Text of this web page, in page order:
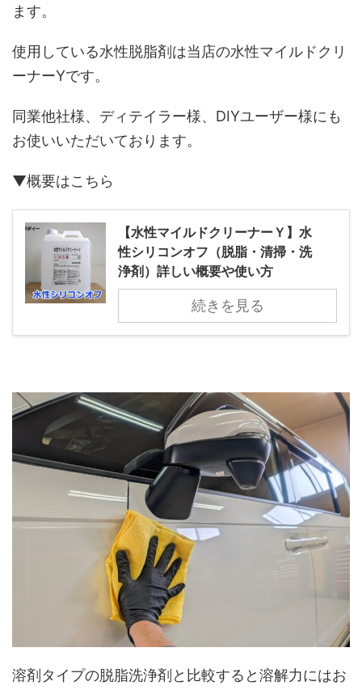
ます。
使用している水性脱脂剤は当店の水性マイルドクリ
ーナーYです。
同業他社様、ディテイラー様、DIYユーザー様にも
お使いいただいております。
▼概要はこちら
【水性マイルドクリーナーＹ】水
性シリコンオフ（脱脂・清掃・洗
浄剤）詳しい概要や使い方
続きを見る
溶剤タイプの脱脂洗浄剤と比較すると溶解力にはお